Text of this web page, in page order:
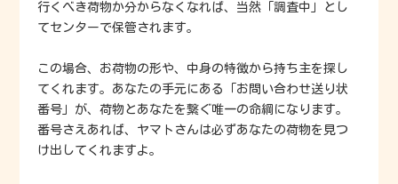
行くべき荷物か分からなくなれば、当然「調査中」とし
てセンターで保管されます。
この場合、お荷物の形や、中身の特徴から持ち主を探し
てくれます。あなたの手元にある「お問い合わせ送り状
番号」が、荷物とあなたを繋ぐ唯一の命綱になります。
番号さえあれば、ヤマトさんは必ずあなたの荷物を見つ
け出してくれますよ。